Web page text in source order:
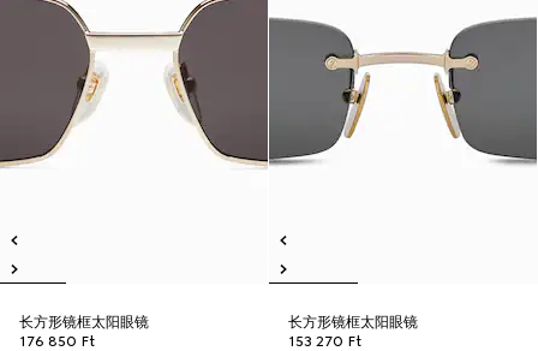
长方形镜框太阳眼镜
176 850 Ft
长方形镜框太阳眼镜
153 270 Ft